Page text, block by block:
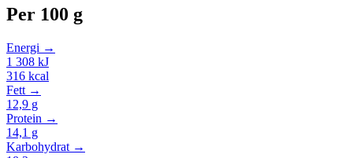
Per 100 g
Energi →
1 308 kJ
316 kcal
Fett →
12,9 g
Protein →
14,1 g
Karbohydrat →